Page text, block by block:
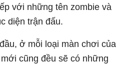
với những tên zombie và
diện trận đấu.
ở mỗi loại màn chơi của
cũng đều sẽ có những